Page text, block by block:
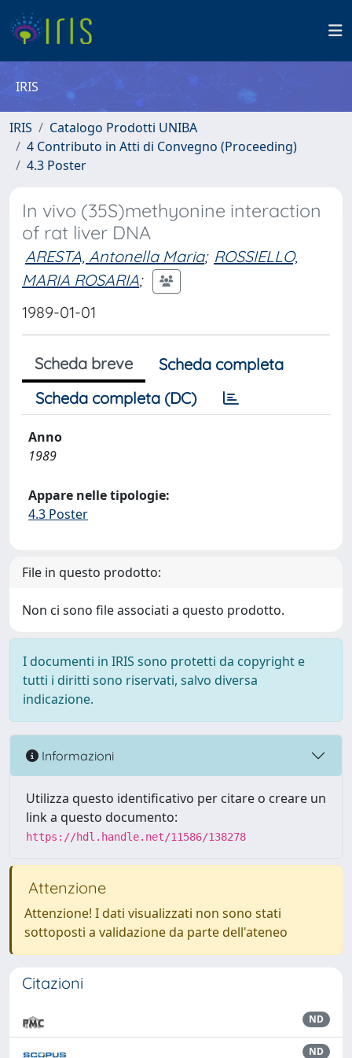
IRIS
IRIS
Catalogo Prodotti UNIBA
4 Contributo in Atti di Convegno (Proceeding)
4.3 Poster
In vivo (35S)methyonine interaction
of rat liver DNA
ARESTA, Antonella Maria; ROSSIELLO,
MARIA ROSARIA;
1989-01-01
Scheda breve
Scheda completa
Scheda completa (DC)
Anno
1989
Appare nelle tipologie:
4.3 Poster
File in questo prodotto:
Non ci sono file associati a questo prodotto.
I documenti in IRIS sono protetti da copyright e
tutti i diritti sono riservati, salvo diversa
indicazione.
Informazioni
Utilizza questo identificativo per citare o creare un
link a questo documento:
https://hdl.handle.net/11586/138278
Attenzione
Attenzione! I dati visualizzati non sono stati
sottoposti a validazione da parte dell'ateneo
Citazioni
ND
ND